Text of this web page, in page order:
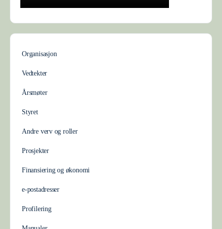
Organisasjon
Vedtekter
Årsmøter
Styret
Andre verv og roller
Prosjekter
Finansiering og økonomi
e-postadresser
Profilering